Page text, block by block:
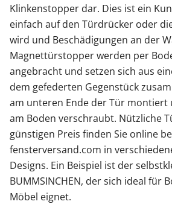
Klinkenstopper dar. Dies ist ein
einfach auf den Türdrücker oder
wird und Beschädigungen an der
Magnettürstopper werden per
angebracht und setzen sich aus
dem gefederten Gegenstück
am unteren Ende der Tür montiert
am Boden verschraubt. Nützliche
günstigen Preis finden Sie online
fensterversand.com in
Designs. Ein Beispiel ist der
BUMMSINCHEN, der sich ideal für
Möbel eignet.